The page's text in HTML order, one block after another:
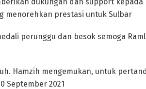
menorehkan prestasi untuk Sulbar
perunggu dan besok semoga
Hamzih mengemukan, untuk
September 2021